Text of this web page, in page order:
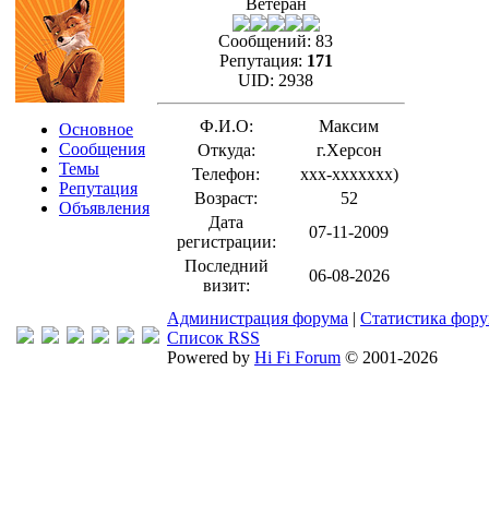
Основное
Сообщения
Темы
Репутация
Объявления
Ветеран
Сообщений: 83
Репутация: 171
UID: 2938
Ф.И.О:
Максим
Откуда:
г.Херсон
Телефон:
xxx-xxxxxxx)
Возраст:
52
Дата
регистрации:
07-11-2009
Последний
визит:
06-08-2026
Администрация форума | Статистика
Список RSS
Powered by Hi Fi Forum © 2001-2026